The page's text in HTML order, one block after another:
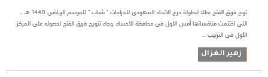
توج فريق الفتح بطلا لبطولة درع الاتحاد السعودي للدراجات " شباب " للموسم الرياضي 1440 هـ ،
التي اختتمت منافساتها أمس الأول في محافظة الأحساء .وجاء تتويج فريق الفتح لحصوله على المركز
الأول في الترتيب ...
زهير الغزال